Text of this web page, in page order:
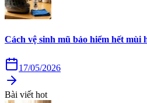
Cách vệ sinh mũ bảo hiểm hết mùi
17/05/2026
Bài viết hot